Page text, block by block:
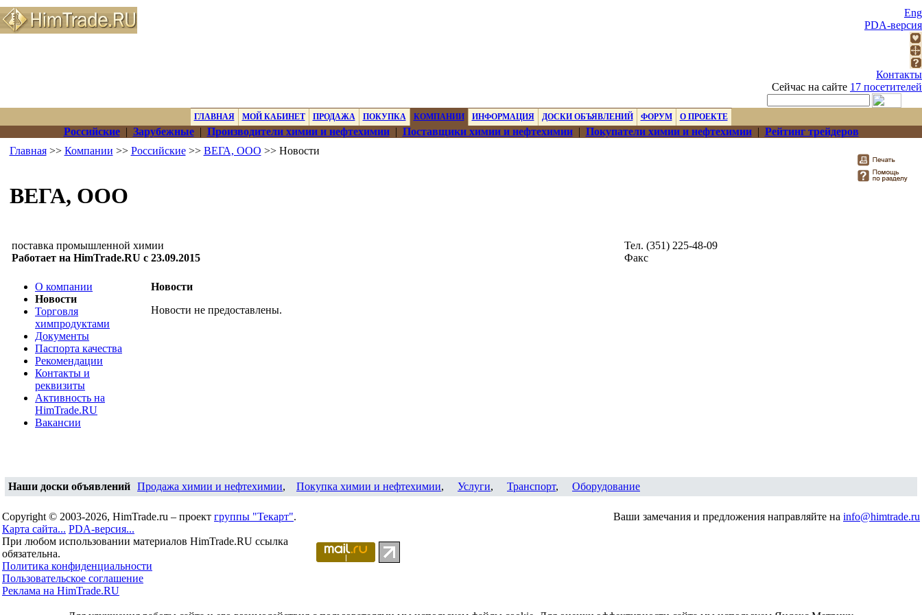
Eng
PDA-версия
Контакты
Сейчас на сайте 17 посетителей
ГЛАВНАЯ МОЙ КАБИНЕТ ПРОДАЖА ПОКУПКА КОМПАНИИ ИНФОРМАЦИЯ ДОСКИ ОБЪЯВЛЕНИЙ ФОРУМ О ПРОЕКТЕ
Российские| Зарубежные| Производители химии и нефтехимии| Поставщики химии и нефтехимии| Покупатели химии и нефтехимии| Рейтинг трейдеров
Главная>> Компании >> Российские>> ВЕГА, ООО >> Новости
ВЕГА, ООО
поставка промышленной химии
Работает на HimTrade.RU с 23.09.2015
Тел. (351) 225-48-09
Факс
О компании
Новости
Торговля
химпродуктами
Документы
Паспорта качества
Рекомендации
Контакты и
реквизиты
Активность на
HimTrade.RU
Вакансии
Новости
Новости не предоставлены.
Наши доски объявлений Продажа химии и нефтехимии, Покупка химии и нефтехимии, Услуги, Транспорт, Оборудование
Copyright © 2003-2026, HimTrade.ru – проект группы "Текарт".
Карта сайта... PDA-версия...
При любом использовании материалов HimTrade.RU ссылка
обязательна.
Политика конфиденциальности
Пользовательское соглашение
Реклама на HimTrade.RU
Ваши замечания и предложения направляйте на info@himtrade.ru